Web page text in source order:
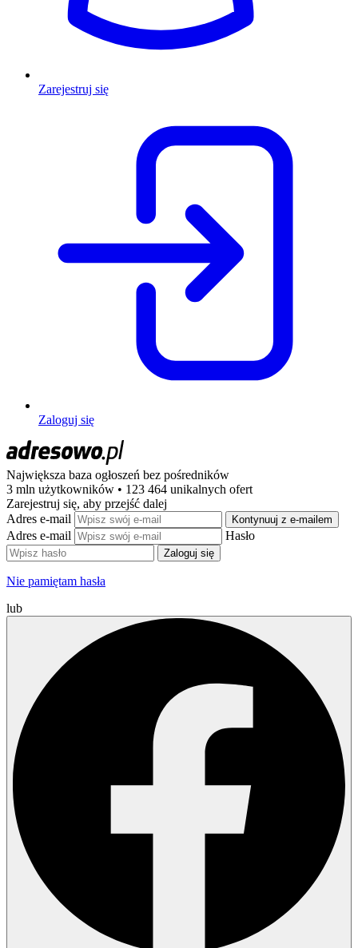
Zarejestruj się
Zaloguj się
Największa baza ogłoszeń bez pośredników
3 mln użytkowników • 123 464 unikalnych ofert
Zarejestruj się, aby przejść dalej
Adres e-mail
Kontynuuj z e-mailem
Adres e-mail Hasło
Zaloguj się
Nie pamiętam hasła
lub